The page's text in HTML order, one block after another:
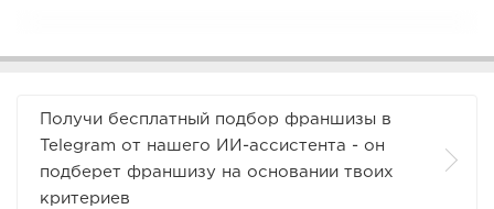
Получи бесплатный подбор франшизы в
Telegram от нашего ИИ-ассистента - он
подберет франшизу на основании твоих
критериев